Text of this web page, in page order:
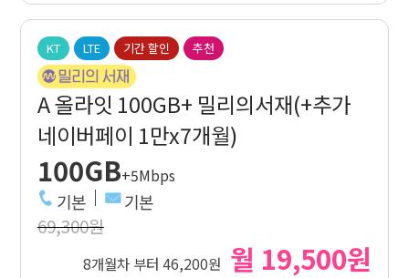
KT LTE 기간 할인 추천
A 올라잇 100GB+ 밀리의서재(+추가
네이버페이 1만x7개월)
100GB+5Mbps
기본 기본
69,300원
8개월차 부터 46,200원 월 19,500원